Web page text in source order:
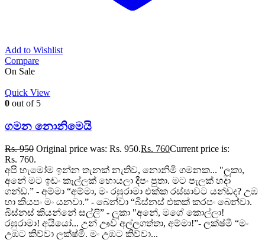
Add to Wishlist
Compare
On Sale
Quick View
0 out of 5
ගමන නොනිමෙයි
Rs.950 Original price was: Rs. 950.Rs. 760Current price is:
Rs. 760.
අපි හැමෝම ඉන්න තැනක් නැතිව, නොනිමි ගමනක... "ලූකා,
අනේ මට ඉඩං කෑල්ලක් හොයලා දීපං පුතා. මට පැලක් හදා
ගන්ඩ.” - අම්මා “අම්මා, මං රඝුරාමා එක්ක රස්සාවට යන්ඩද? උඹ
හා කියපං මං යනවා.” - බෙන්වා “බිස්නස් එකක් කරපං බෙන්වා.
බිස්නස් කියන්නේ සල්ලි” - ලූකා "අනේ, මගේ කොල්ලා!
රඝුරාමා! අයියෝ... උන් ඌව අල්ලගත්තා, අම්මා!”- ලක්ෂ්මී “මං
උඹට කිව්වා ලක්ෂ්මී. මං උඹට කිව්වා...